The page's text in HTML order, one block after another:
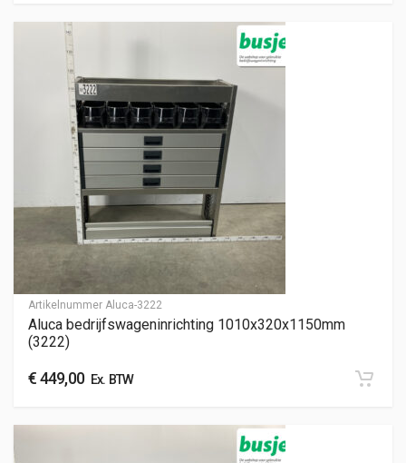
Artikelnummer Aluca-3222
Aluca bedrijfswageninrichting 1010x320x1150mm
(3222)
€449,00Ex. BTW